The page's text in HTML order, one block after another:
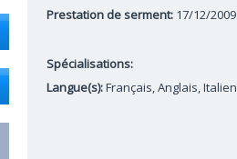
Prestation de serment: 17/12/2009
Spécialisations:
Langue(s):Français, Anglais, Italien